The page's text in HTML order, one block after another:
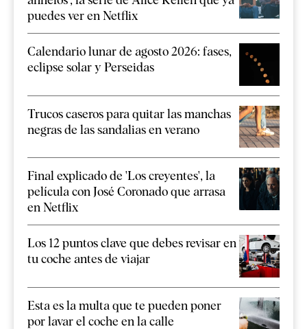
puedes ver en Netflix
Calendario lunar de agosto 2026: fases,
eclipse solar y Perseidas
Trucos caseros para quitar las manchas
negras de las sandalias en verano
Final explicado de 'Los creyentes', la
película con José Coronado que arrasa
en Netflix
Los 12 puntos clave que debes revisar en
tu coche antes de viajar
Esta es la multa que te pueden poner
por lavar el coche en la calle